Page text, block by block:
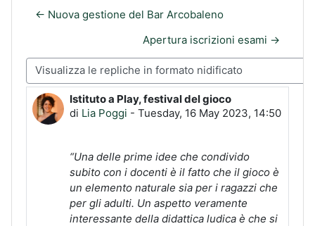
← Nuova gestione del Bar Arcobaleno
Apertura iscrizioni esami →
Modalità visualizzazione
Istituto a Play, festival del gioco
di Lia Poggi - Tuesday, 16 May 2023, 14:50
Numero di risposte: 0
“Una delle prime idee che condivido
subito con i docenti è il fatto che il gioco è
un elemento naturale sia per i ragazzi che
per gli adulti. Un aspetto veramente
interessante della didattica ludica è che si